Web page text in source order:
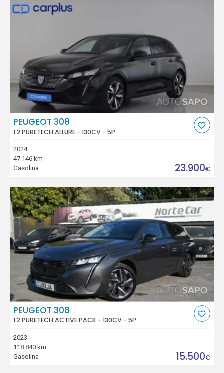
PEUGEOT 308
1.2 PURETECH ALLURE - 130CV - 5P
2024
47.146 km
Gasolina
23.900€
PEUGEOT 308
1.2 PURETECH ACTIVE PACK - 130CV - 5P
2023
118.840 km
Gasolina
15.500€